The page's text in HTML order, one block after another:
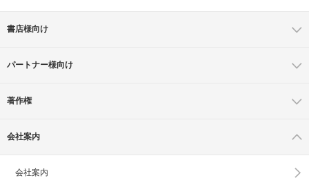
書店様向け
パートナー様向け
著作権
会社案内
会社案内